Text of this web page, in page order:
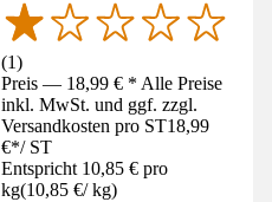
(1)
Preis — 18,99 € * Alle Preise
inkl. MwSt. und ggf. zzgl.
Versandkosten pro ST18,99
€*/ ST
Entspricht 10,85 € pro
kg(10,85 €/ kg)